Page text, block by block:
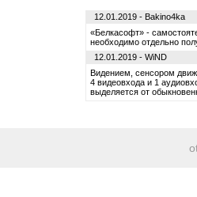
12.01.2019 - Bakino4ka
«Белкасофт» -
необходимо отдельно
12.01.2019 - WiND
Видением, сенсором
4 видеовхода и 1
выделяется от